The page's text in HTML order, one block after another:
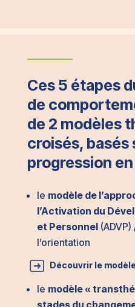
Ces 5 étapes
de
de 2 modèles
croisés, basés
progression
le modèle de
l’Activation du
et Personnel(ADVP)
l’orientation
Découvrir le modèle
le modèle «
stades du